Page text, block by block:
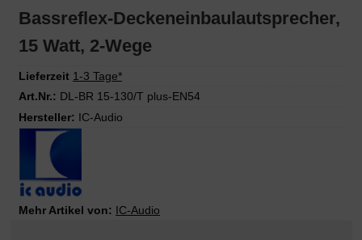
Bassreflex-Deckeneinbaulautsprecher,
15 Watt, 2-Wege
Lieferzeit 1-3 Tage*
Art.Nr.: DL-BR 15-130/T plus-EN54
Hersteller: IC-Audio
Mehr Artikel von: IC-Audio